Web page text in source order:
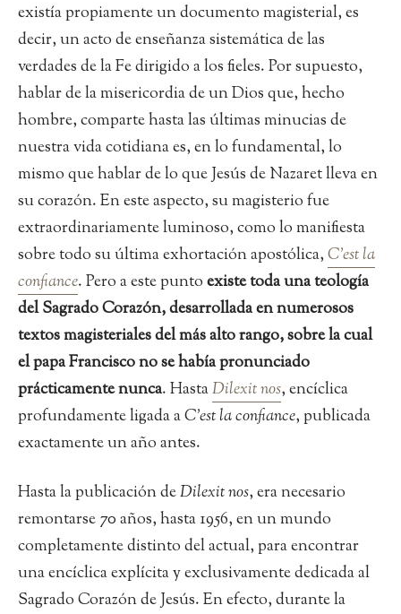
existía propiamente un documento magisterial, es
decir, un acto de enseñanza sistemática de las
verdades de la Fe dirigido a los fieles. Por supuesto,
hablar de la misericordia de un Dios que, hecho
hombre, comparte hasta las últimas minucias de
nuestra vida cotidiana es, en lo fundamental, lo
mismo que hablar de lo que Jesús de Nazaret lleva en
su corazón. En este aspecto, su magisterio fue
extraordinariamente luminoso, como lo manifiesta
sobre todo su última exhortación apostólica,C’est la
confiance. Pero a este puntoexiste toda una teología
del Sagrado Corazón, desarrollada en numerosos
textos magisteriales del más alto rango, sobre la cual
el papa Francisco no se había pronunciado
prácticamente nunca. HastaDilexit nos, encíclica
profundamente ligada aC’est la confiance, publicada
exactamente un año antes.
Hasta la publicación deDilexit nos, era necesario
remontarse 70 años, hasta 1956, en un mundo
completamente distinto del actual, para encontrar
una encíclica explícita y exclusivamente dedicada al
Sagrado Corazón de Jesús. En efecto, durante la